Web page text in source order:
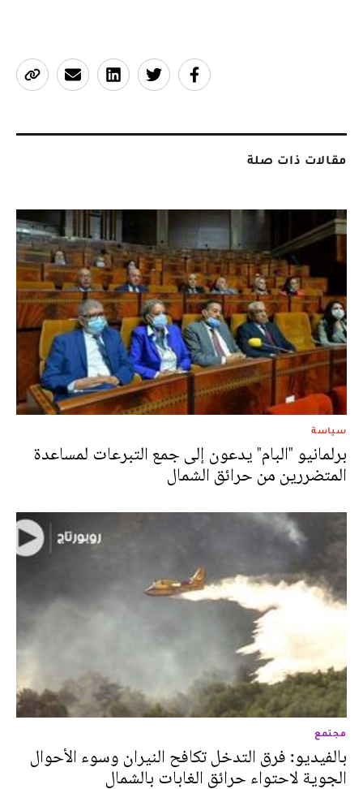
مقالات ذات صلة
سياسة
برلمانيو "البام" يدعون إلى جمع التبرعات لمساعدة
المتضررين من حرائق الشمال
مجتمع
بالفيديو: فرق التدخل تكافح النيران وسوء الأحوال
الجوية لاحتواء حرائق الغابات بالشمال